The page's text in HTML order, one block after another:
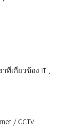
เกี่ยวข้อง IT ,
/ CCTV